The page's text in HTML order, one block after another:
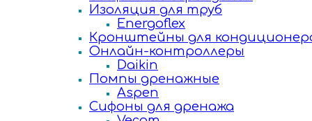
Изоляция для труб
Energoflex
Кронштейны для
Онлайн-контроллеры
Daikin
Помпы дренажные
Aspen
Сифоны для дренажа